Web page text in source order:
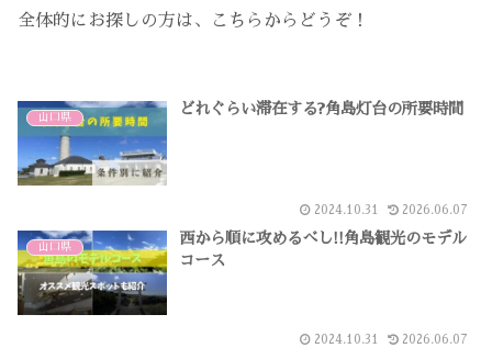
全体的にお探しの方は、こちらからどうぞ！
山口県
どれぐらい滞在する?角島灯台の所要時間
2024.10.31 2026.06.07
山口県
西から順に攻めるべし!!角島観光のモデル
コース
2024.10.31 2026.06.07